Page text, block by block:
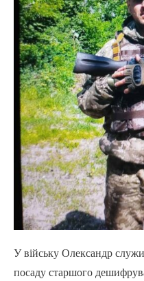
У війську Олександр
посаду старшого